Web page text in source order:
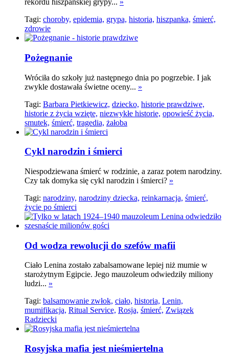
rekordu hiszpańskiej grypy... »
Tagi: choroby, epidemia, grypa, historia, hiszpanka, śmierć,
zdrowie
Pożegnanie
Wróciła do szkoły już następnego dnia po pogrzebie. I jak
zwykle dostawała świetne oceny... »
Tagi: Barbara Pietkiewicz, dziecko, historie prawdziwe,
historie z życia wzięte, niezwykłe historie, opowieść życia,
smutek, śmierć, tragedia, żałoba
Cykl narodzin i śmierci
Niespodziewana śmierć w rodzinie, a zaraz potem narodziny.
Czy tak domyka się cykl narodzin i śmierci? »
Tagi: narodziny, narodziny dziecka, reinkarnacja, śmierć,
życie po śmierci
Od wodza rewolucji do szefów mafii
Ciało Lenina zostało zabalsamowane lepiej niż mumie w
starożytnym Egipcie. Jego mauzoleum odwiedziły miliony
ludzi... »
Tagi: balsamowanie zwłok, ciało, historia, Lenin,
mumifikacja, Ritual Service, Rosja, śmierć, Związek
Radziecki
Rosyjska mafia jest nieśmiertelna